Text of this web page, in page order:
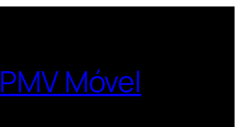
PMV Móvel